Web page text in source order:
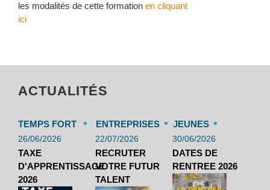
les modalités de cette formation en cliquant
ici
ACTUALITÉS
TEMPS FORT •
26/06/2026
TAXE
D'APPRENTISSAGE
2026
ENTREPRISES •
22/07/2026
RECRUTER
VOTRE FUTUR
TALENT
JEUNES •
30/06/2026
DATES DE
RENTREE 2026